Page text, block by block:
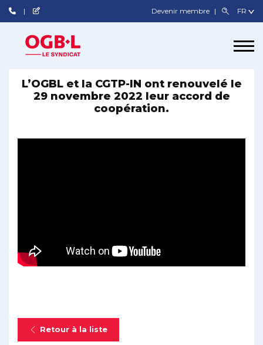
Devenir membre
L’OGBL et la CGTP-IN ont renouvelé le
29 novembre 2022 leur accord de
coopération.
Retour à la liste